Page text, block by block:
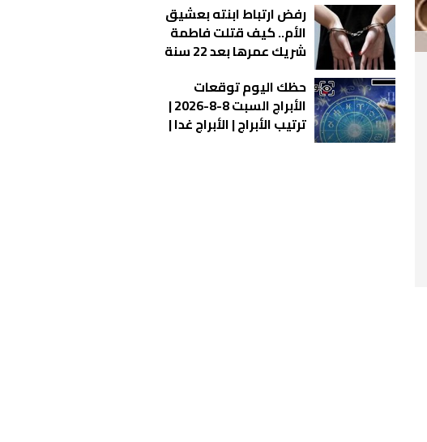
رفض ارتباط ابنته بعشيق
الأم.. كيف قتلت فاطمة
شريك عمرها بعد 22 سنة
حظك اليوم توقعات
الأبراج السبت 8-8-2026 |
ترتيب الأبراج | الأبراج غدا |